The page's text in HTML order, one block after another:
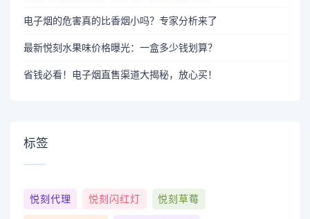
电子烟的危害真的比香烟小吗？专家分析来了
最新悦刻水果味价格曝光：一盒多少钱划算？
省钱必看！电子烟直售渠道大揭秘，放心买！
标签
悦刻代理 悦刻闪红灯 悦刻草莓